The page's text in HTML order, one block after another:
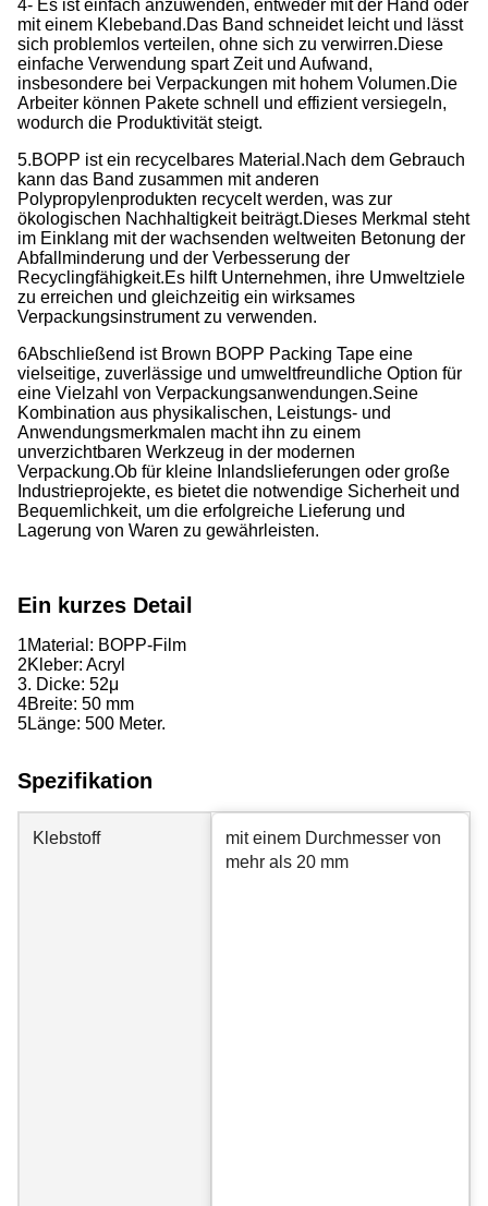
4- Es ist einfach anzuwenden, entweder mit der Hand oder
mit einem Klebeband.Das Band schneidet leicht und lässt
sich problemlos verteilen, ohne sich zu verwirren.Diese
einfache Verwendung spart Zeit und Aufwand,
insbesondere bei Verpackungen mit hohem Volumen.Die
Arbeiter können Pakete schnell und effizient versiegeln,
wodurch die Produktivität steigt.
5.BOPP ist ein recycelbares Material.Nach dem Gebrauch
kann das Band zusammen mit anderen
Polypropylenprodukten recycelt werden, was zur
ökologischen Nachhaltigkeit beiträgt.Dieses Merkmal steht
im Einklang mit der wachsenden weltweiten Betonung der
Abfallminderung und der Verbesserung der
Recyclingfähigkeit.Es hilft Unternehmen, ihre Umweltziele
zu erreichen und gleichzeitig ein wirksames
Verpackungsinstrument zu verwenden.
6Abschließend ist Brown BOPP Packing Tape eine
vielseitige, zuverlässige und umweltfreundliche Option für
eine Vielzahl von Verpackungsanwendungen.Seine
Kombination aus physikalischen, Leistungs- und
Anwendungsmerkmalen macht ihn zu einem
unverzichtbaren Werkzeug in der modernen
Verpackung.Ob für kleine Inlandslieferungen oder große
Industrieprojekte, es bietet die notwendige Sicherheit und
Bequemlichkeit, um die erfolgreiche Lieferung und
Lagerung von Waren zu gewährleisten.
Ein kurzes Detail
1Material: BOPP-Film
2Kleber: Acryl
3. Dicke: 52μ
4Breite: 50 mm
5Länge: 500 Meter.
Spezifikation
Klebstoff
mit einem Durchmesser von
mehr als 20 mm